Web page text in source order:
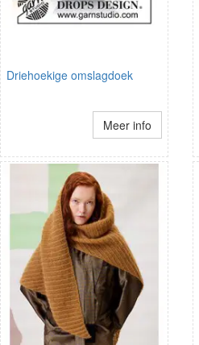
Driehoekige omslagdoek
Meer info